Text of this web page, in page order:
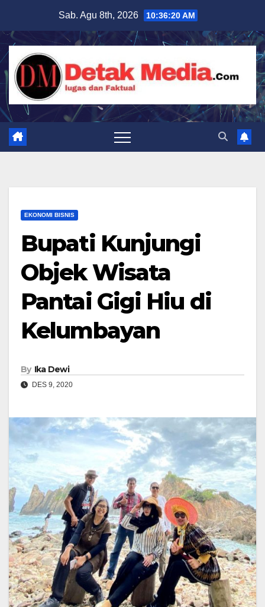
content
Sab. Agu 8th, 2026 10:36:22 AM
EKONOMI BISNIS
Bupati Kunjungi
Objek Wisata
Pantai Gigi Hiu di
Kelumbayan
By Ika Dewi
DES 9, 2020